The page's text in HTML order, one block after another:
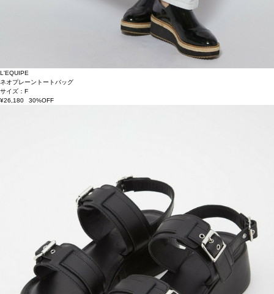
L'EQUIPE
ネオプレーントートバッグ
サイズ：F
¥26,180
30%OFF